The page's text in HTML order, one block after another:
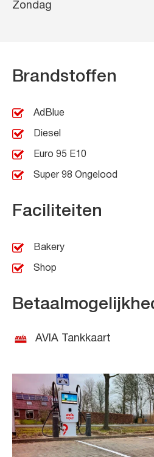
Zondag
Brandstoffen
AdBlue
Diesel
Euro 95 E10
Super 98 Ongelood
Faciliteiten
Bakery
Shop
AVIA Tankkaart